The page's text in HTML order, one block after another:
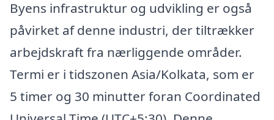
Byens infrastruktur og udvikling er også
påvirket af denne industri, der tiltrækker
arbejdskraft fra nærliggende områder.
Termi er i tidszonen Asia/Kolkata, som er
5 timer og 30 minutter foran Coordinated